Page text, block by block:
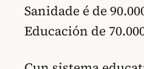
Sanidade é de
Educación de